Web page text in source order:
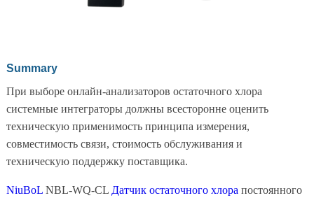
Summary
При выборе онлайн-анализаторов остаточного хлора
системные интеграторы должны всесторонне оценить
техническую применимость принципа измерения,
совместимость связи, стоимость обслуживания и
техническую поддержку поставщика.
NiuBoLNBL-WQ-CL Датчик остаточного хлора постоянного